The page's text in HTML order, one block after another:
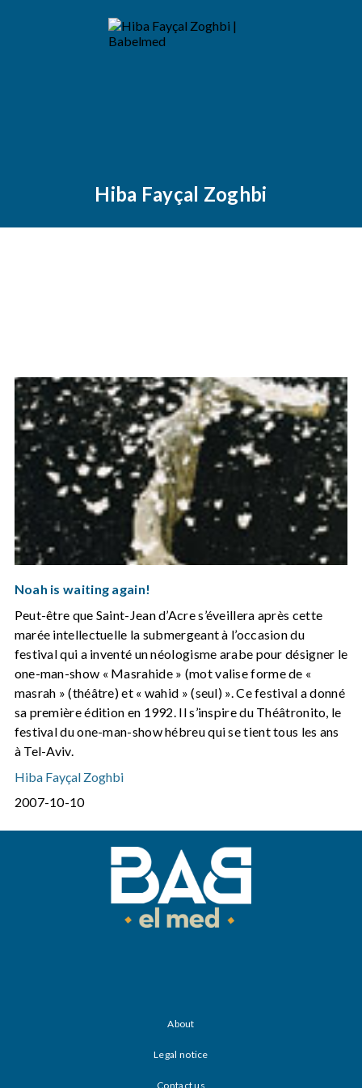
Hiba Fayçal Zoghbi
Noah is waiting again!
Peut-être que Saint-Jean d’Acre s’éveillera après cette
marée intellectuelle la submergeant à l’occasion du
festival qui a inventé un néologisme arabe pour désigner le
one-man-show « Masrahide » (mot valise forme de «
masrah » (théâtre) et « wahid » (seul) ». Ce festival a donné
sa première édition en 1992. Il s’inspire du Théâtronito, le
festival du one-man-show hébreu qui se tient tous les ans
à Tel-Aviv.
Hiba Fayçal Zoghbi
2007-10-10
About
Legal notice
Contact us